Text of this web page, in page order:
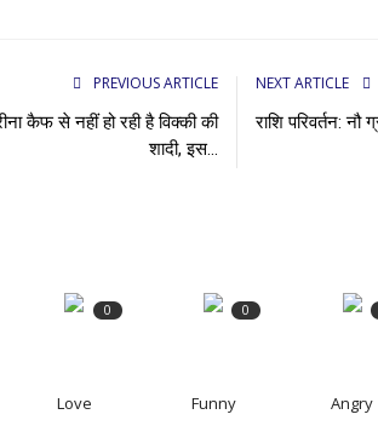
PREVIOUS ARTICLE
कैफ से नहीं हो रही है विक्की की
शादी, इस...
NEXT ARTICLE
राशि परिवर्तन:
0
Love
0
Funny Angry